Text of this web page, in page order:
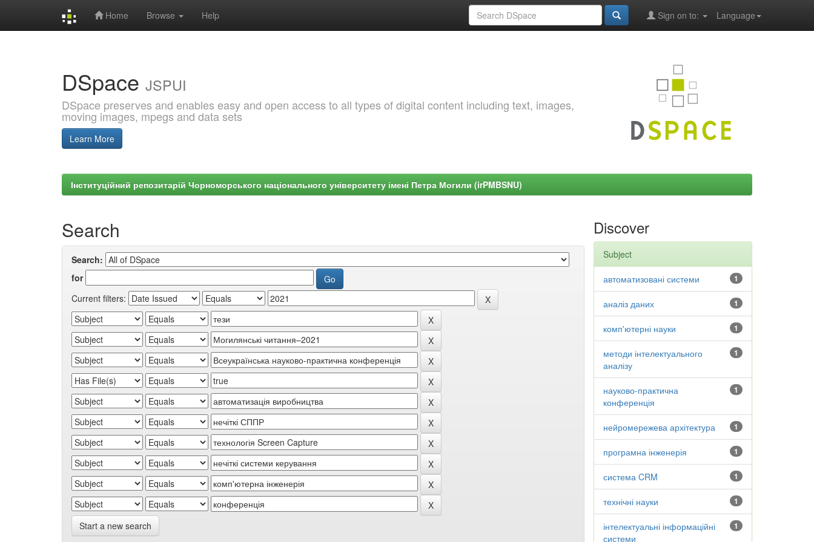
Home Browse Help Language
Sign on to:
DSpace JSPUI
DSpace preserves and enables easy and open access to all types of digital content including text, images,
moving images, mpegs and data sets
Learn More
Інституційний репозитарій Чорноморського національного університету імені Петра Могили (irPMBSNU)
Search
Search:
for
Current filters:
Start a new search
Discover
Subject
1
автоматизовані системи
1
аналіз даних
1
комп'ютерні науки
1
методи інтелектуального
аналізу
1
науково-практична
конференція
1
нейромережева архітектура
1
програмна інженерія
1
система CRM
1
технічні науки
1
інтелектуальні інформаційні
системи